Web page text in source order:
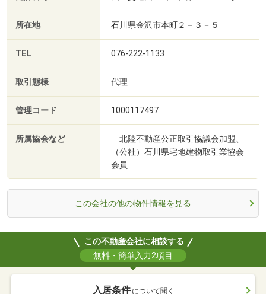
所在地 石川県金沢市本町２－３－５
TEL 076-222-1133
取引態様 代理
管理コード 1000117497
所属協会など
北陸不動産公正取引協議会加盟、
（公社）石川県宅地建物取引業協会
会員
この会社の他の物件情報を見る
この不動産会社に相談する
無料・簡単入力2項目
入居条件 について聞く